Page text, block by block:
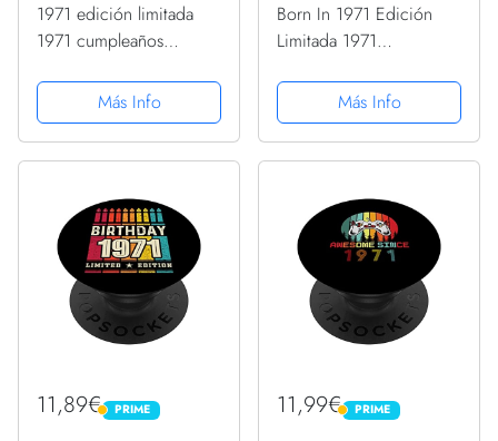
1971 edición limitada
1971 cumpleaños
y hombres PopSockets
PopGrip Intercambiable
Más Info
Born In 1971 Edición
Limitada 1971
1971 PopSockets
PopGrip Intercambiable
Más Info
11,89€ PRIME
PRIME 11,99€ PRIME
PRIME